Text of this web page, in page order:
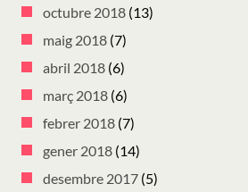
octubre 2018 (13)
maig 2018 (7)
abril 2018 (6)
març 2018 (6)
febrer 2018 (7)
gener 2018 (14)
desembre 2017 (5)